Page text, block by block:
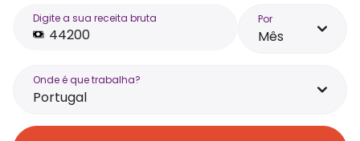
Digite a sua receita bruta Por
Mês
Onde é que trabalha?
Portugal